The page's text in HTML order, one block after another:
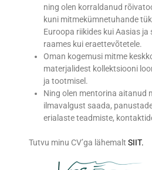
ning olen korraldanud
kuni mitmekümnetuhande
Euroopa riikides kui Aasias ja
raames kui eraettevõtetele.
Oman kogemusi mitme
materjalidest kollektsiooni
ja tootmisel.
Ning olen mentorina aitanud
ilmavalgust saada,
erialaste teadmiste,
Tutvu minu CV’ga lähemalt SIIT.